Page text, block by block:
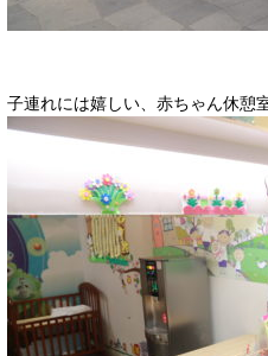
子連れには嬉しい、赤ちゃん休憩